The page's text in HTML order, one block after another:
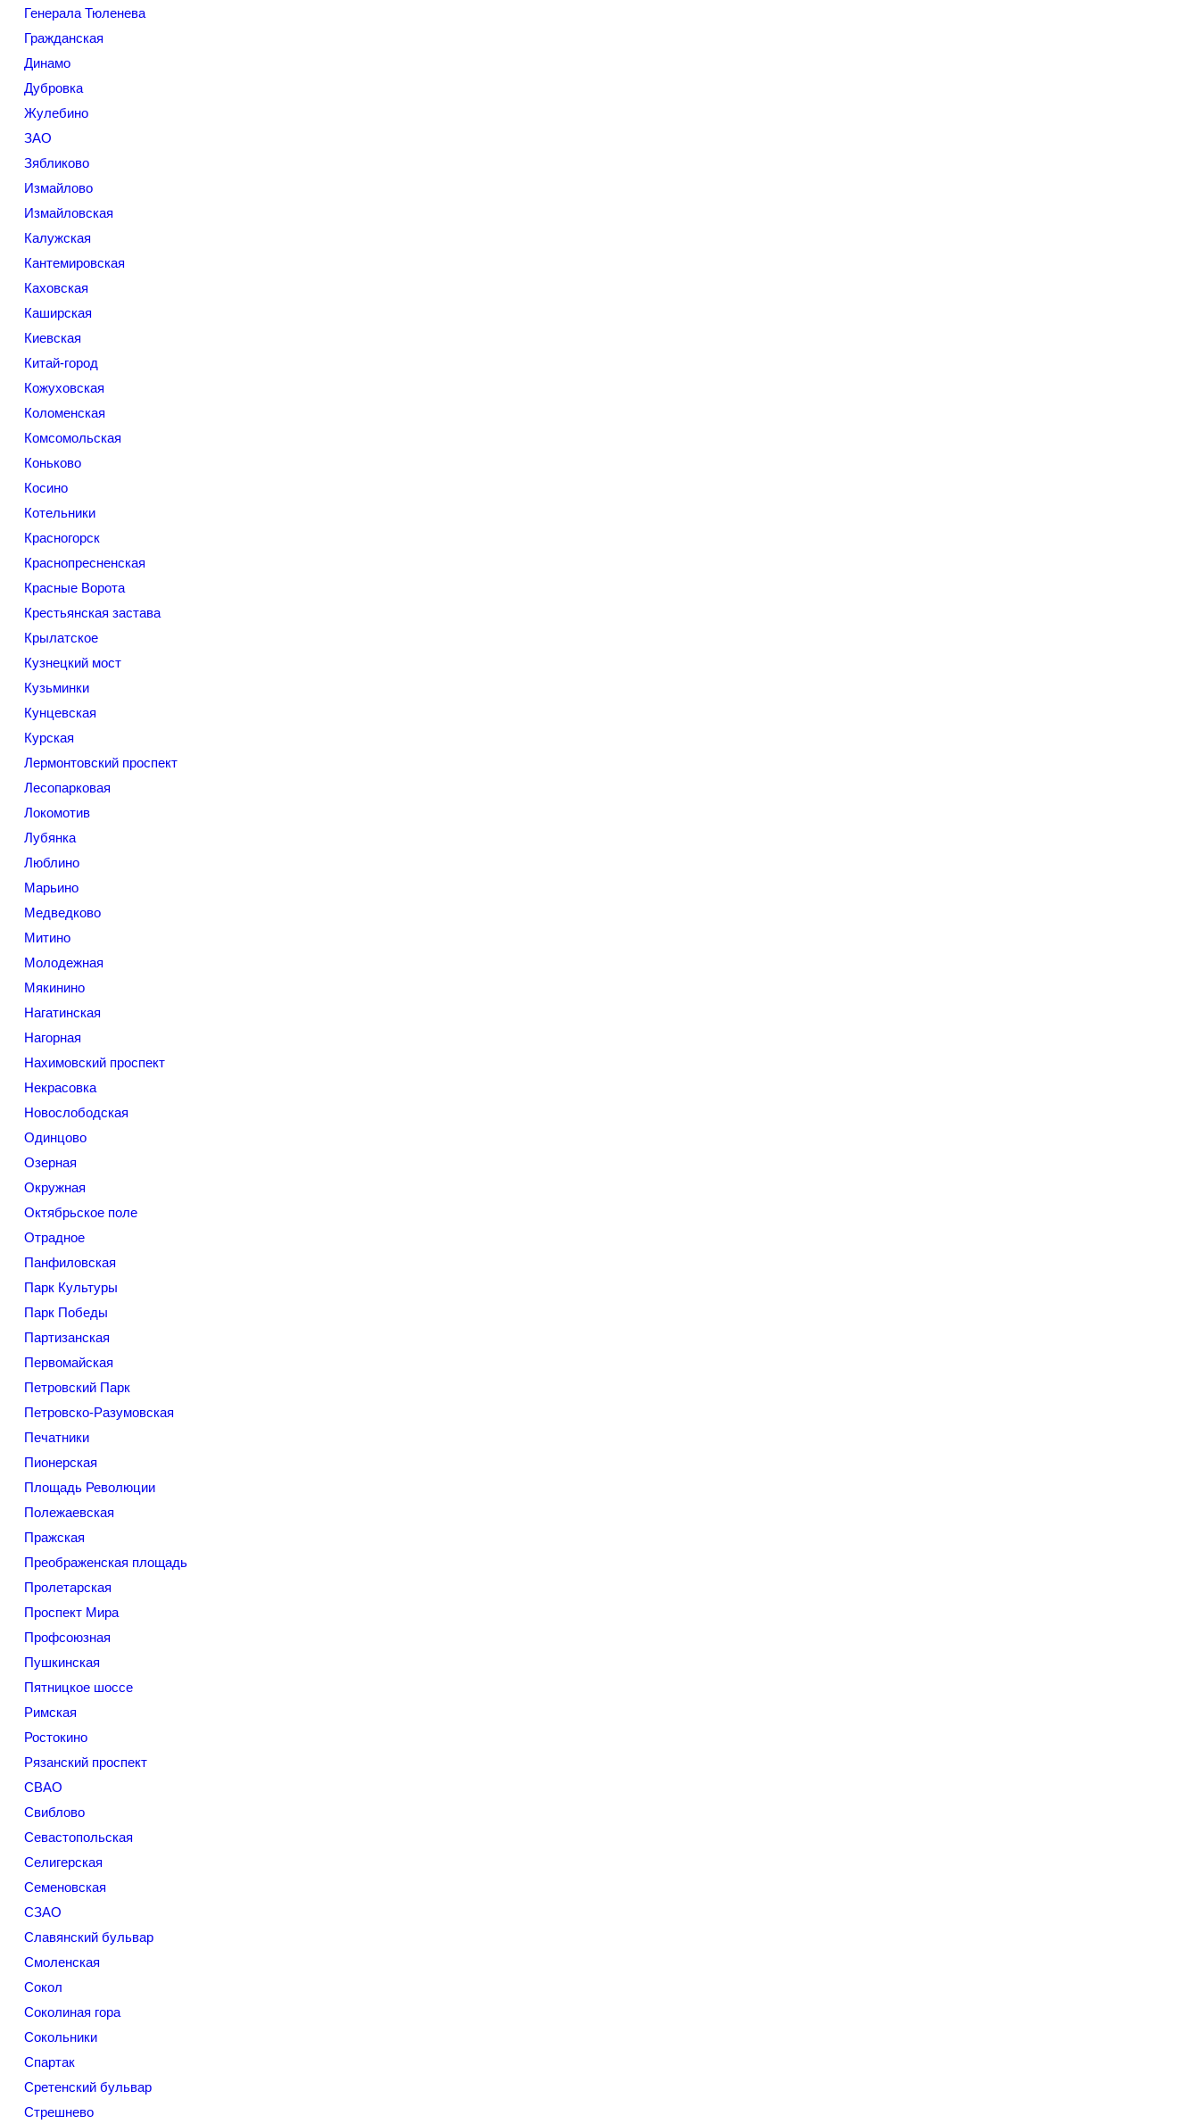
Генерала Тюленева
Гражданская
Динамо
Дубровка
Жулебино
ЗАО
Зябликово
Измайлово
Измайловская
Калужская
Кантемировская
Каховская
Каширская
Киевская
Китай-город
Кожуховская
Коломенская
Комсомольская
Коньково
Косино
Котельники
Красногорск
Краснопресненская
Красные Ворота
Крестьянская застава
Крылатское
Кузнецкий мост
Кузьминки
Кунцевская
Курская
Лермонтовский проспект
Лесопарковая
Локомотив
Лубянка
Люблино
Марьино
Медведково
Митино
Молодежная
Мякинино
Нагатинская
Нагорная
Нахимовский проспект
Некрасовка
Новослободская
Одинцово
Озерная
Окружная
Октябрьское поле
Отрадное
Панфиловская
Парк Культуры
Парк Победы
Партизанская
Первомайская
Петровский Парк
Петровско-Разумовская
Печатники
Пионерская
Площадь Революции
Полежаевская
Пражская
Преображенская площадь
Пролетарская
Проспект Мира
Профсоюзная
Пушкинская
Пятницкое шоссе
Римская
Ростокино
Рязанский проспект
СВАО
Свиблово
Севастопольская
Селигерская
Семеновская
СЗАО
Славянский бульвар
Смоленская
Сокол
Соколиная гора
Сокольники
Спартак
Сретенский бульвар
Стрешнево